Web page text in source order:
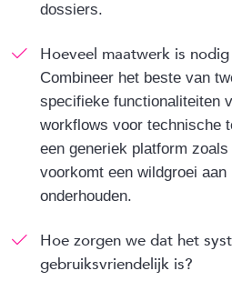
dossiers.
Hoeveel maatwerk is
Combineer het beste van
specifieke functionaliteiten
workflows voor technische
een generiek platform
voorkomt een wildgroei
onderhouden.
Hoe zorgen we dat het
gebruiksvriendelijk is?